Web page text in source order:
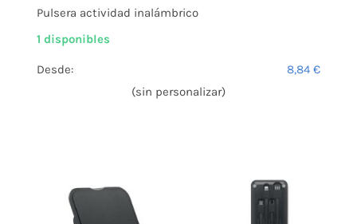
Pulsera actividad inalámbrico
1 disponibles
Desde: 8,84 €
(sin personalizar)